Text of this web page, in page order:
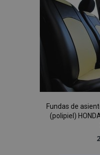
Fundas de
(polipiel)